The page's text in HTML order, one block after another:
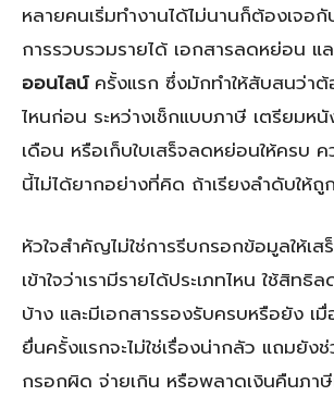
หลายคนเริ่มทำงานได้ไม่นานก็ต้องเจอ
การรวบรวมรายได้ เอกสารลดหย่อน แล
ออนไลน์ครั้งแรก ซึ่งมักทำให้สับสนว่าต้
ไหนก่อน ระหว่างเช็กแบบภาษี เตรียมห
เดือน หรือเก็บใบเสร็จลดหย่อนให้ครบ
นี้ไม่ได้ยากอย่างที่คิด ถ้าเรียงลำดับให้
หัวใจสำคัญไม่ใช่การรีบกรอกข้อมูลให้เ
เข้าใจว่าเรามีรายได้ประเภทไหน ใช้สิทธิ
บ้าง และมีเอกสารรองรับครบหรือยัง เ
ยื่นครั้งแรกจะไม่ใช่เรื่องน่ากลัว แถมยัง
กรอกผิด จ่ายเกิน หรือพลาดเงินคืนภา